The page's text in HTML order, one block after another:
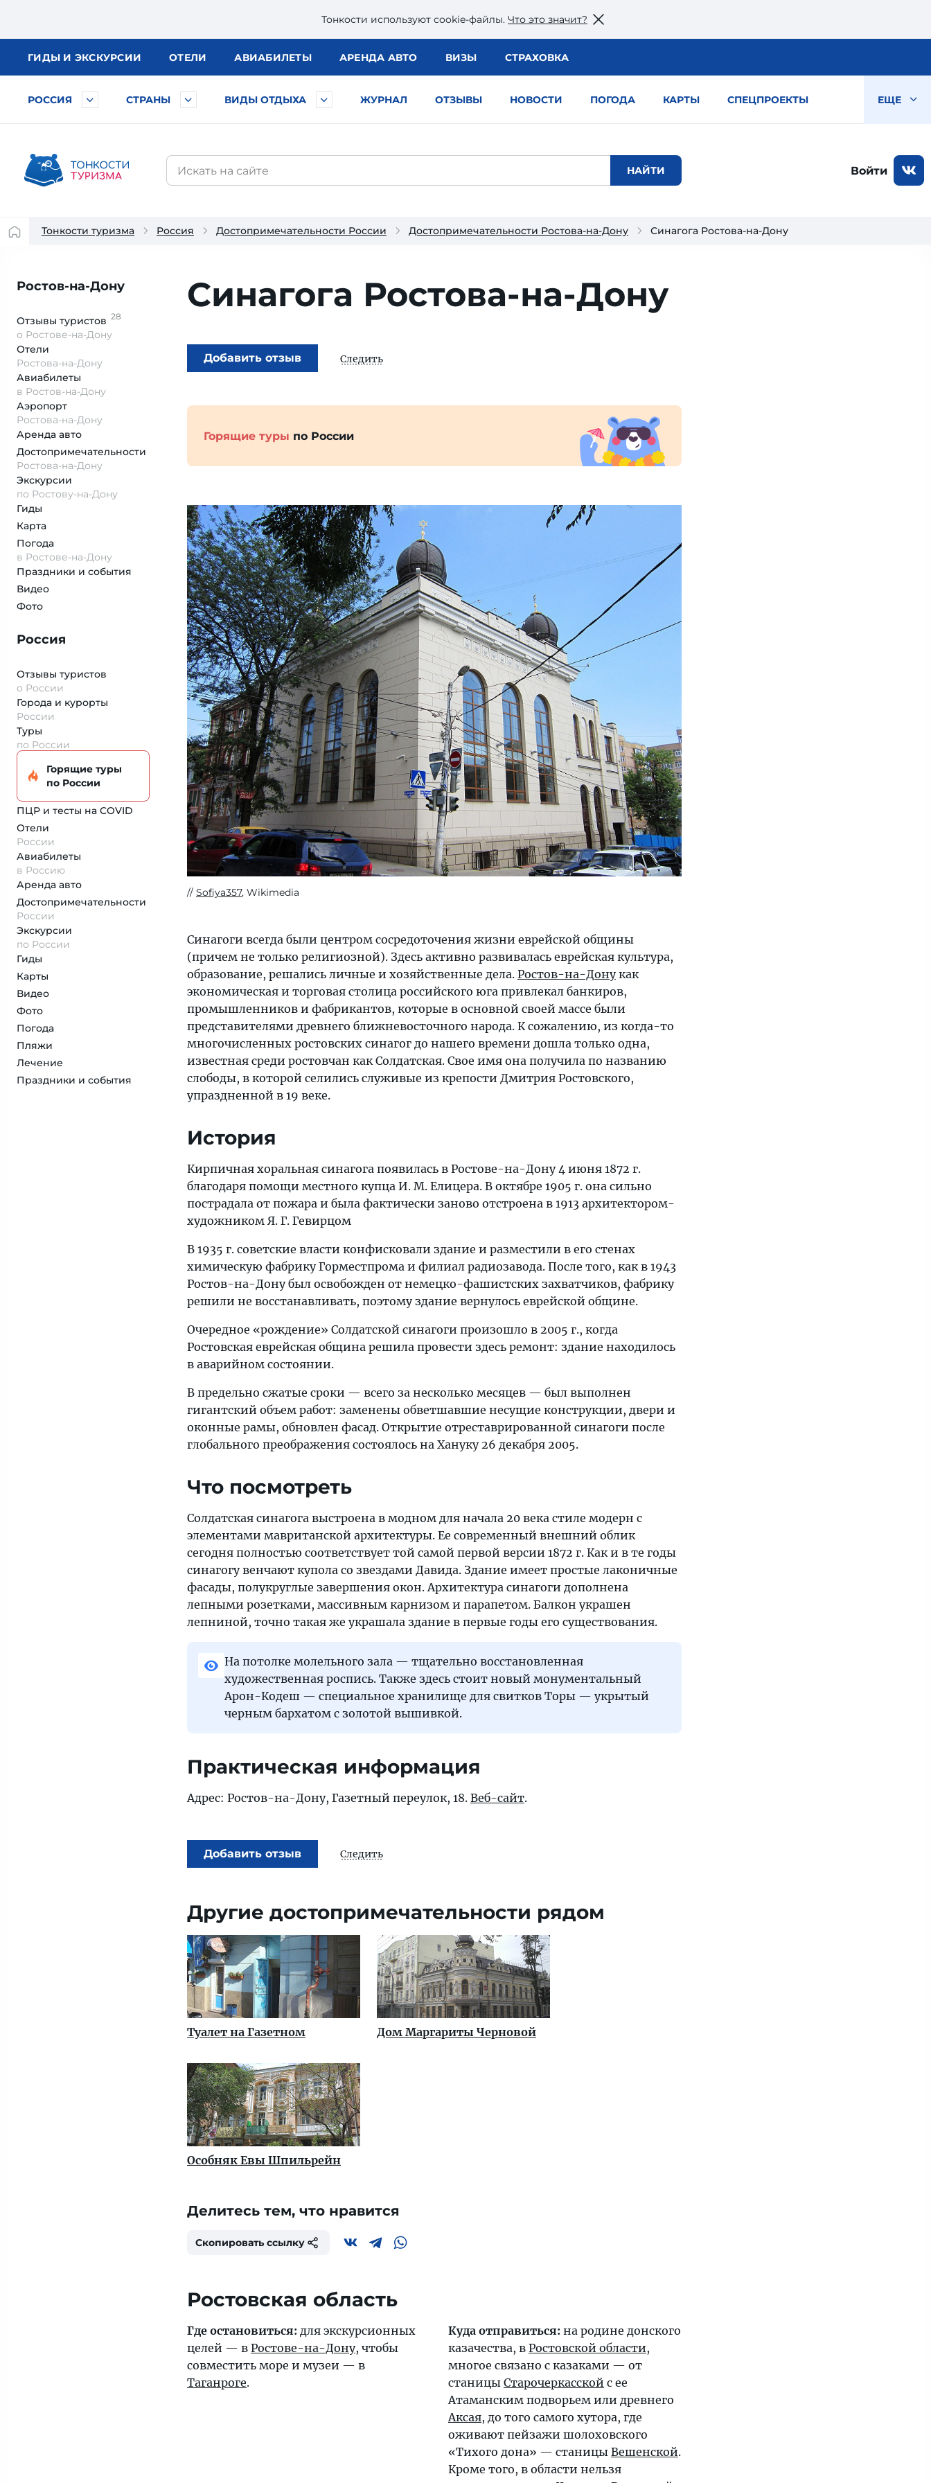
Тонкости используют сookie-файлы. Что это значит?
ГИДЫ И ЭКСКУРСИИ ОТЕЛИ АВИАБИЛЕТЫ АРЕНДА АВТО ВИЗЫ СТРАХОВКА
РОССИЯ СТРАНЫ ВИДЫ ОТДЫХА ЖУРНАЛ ОТЗЫВЫ НОВОСТИ ПОГОДА КАРТЫ СПЕЦПРОЕКТЫ ЕЩЕ
Войти
Тонкости туризма Россия Достопримечательности России Достопримечательности Ростова-на-Дону Синагога Ростова-на-Дону
Ростов-на-Дону
Отзывы туристов 28
о Ростове-на-Дону
Отели
Ростова-на-Дону
Авиабилеты
в Ростов-на-Дону
Аэропорт
Ростова-на-Дону
Аренда авто
Достопримеча­тельности
Ростова-на-Дону
Экскурсии
по Ростову-на-Дону
Гиды
Карта
Погода
в Ростове-на-Дону
Праздники и события
Видео
Фото
Россия
Отзывы туристов
о России
Города и курорты
России
Туры
по России
Горящие туры
по России
ПЦР и тесты на COVID
Отели
России
Авиабилеты
в Россию
Аренда авто
Достопримеча­тельности
России
Экскурсии
по России
Гиды
Карты
Видео
Фото
Погода
Пляжи
Лечение
Праздники и события
Синагога Ростова-на-Дону
Добавить отзыв Следить
Горящие туры по России
Sofiya357, Wikimedia
Синагоги всегда были центром сосредоточения жизни еврейской общины
(причем не только религиозной). Здесь активно развивалась еврейская культура,
образование, решались личные и хозяйственные дела. Ростов-на-Донукак
экономическая и торговая столица российского юга привлекал банкиров,
промышленников и фабрикантов, которые в основной своей массе были
представителями древнего ближневосточного народа. К сожалению, из когда-то
многочисленных ростовских синагог до нашего времени дошла только одна,
известная среди ростовчан как Солдатская. Свое имя она получила по названию
слободы, в которой селились служивые из крепости Дмитрия Ростовского,
упраздненной в 19 веке.
История
Кирпичная хоральная синагога появилась в Ростове-на-Дону 4 июня 1872 г.
благодаря помощи местного купца И. М. Елицера. В октябре 1905 г. она сильно
пострадала от пожара и была фактически заново отстроена в 1913 архитектором-
художником Я. Г. Гевирцом
В 1935 г. советские власти конфисковали здание и разместили в его стенах
химическую фабрику Горместпрома и филиал радиозавода. После того, как в 1943
Ростов-на-Дону был освобожден от немецко-фашистских захватчиков, фабрику
решили не восстанавливать, поэтому здание вернулось еврейской общине.
Очередное «рождение» Солдатской синагоги произошло в 2005 г., когда
Ростовская еврейская община решила провести здесь ремонт: здание находилось
в аварийном состоянии.
В предельно сжатые сроки — всего за несколько месяцев — был выполнен
гигантский объем работ: заменены обветшавшие несущие конструкции, двери и
оконные рамы, обновлен фасад. Открытие отреставрированной синагоги после
глобального преображения состоялось на Хануку 26 декабря 2005.
Что посмотреть
Солдатская синагога выстроена в модном для начала 20 века стиле модерн с
элементами мавританской архитектуры. Ее современный внешний облик
сегодня полностью соответствует той самой первой версии 1872 г. Как и в те годы
синагогу венчают купола со звездами Давида. Здание имеет простые лаконичные
фасады, полукруглые завершения окон. Архитектура синагоги дополнена
лепными розетками, массивным карнизом и парапетом. Балкон украшен
лепниной, точно такая же украшала здание в первые годы его существования.
На потолке молельного зала — тщательно восстановленная
художественная роспись. Также здесь стоит новый монументальный
Арон-Кодеш — специальное хранилище для свитков Торы — укрытый
черным бархатом с золотой вышивкой.
Практическая информация
Адрес: Ростов-на-Дону, Газетный переулок, 18. Веб-сайт.
Добавить отзыв Следить
Другие достопримечательности рядом
Туалет на Газетном Дом Маргариты Черновой
Особняк Евы Шпильрейн
Делитесь тем, что нравится
Скопировать ссылку
Ростовская область
Где остановиться: для экскурсионных
целей — в Ростове-на-Дону, чтобы
совместить море и музеи — в
Таганроге.
Куда отправиться: на родине донского
казачества, в Ростовской области,
многое связано с казаками — от
станицы Старочеркасской с ее
Атаманским подворьем или древнего
Аксая, до того самого хутора, где
оживают пейзажи шолоховского
«Тихого дона» — станицы Вешенской.
Кроме того, в области нельзя